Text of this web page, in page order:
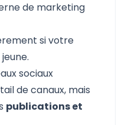
de marketing
si votre
sociaux
de canaux, mais
publications et